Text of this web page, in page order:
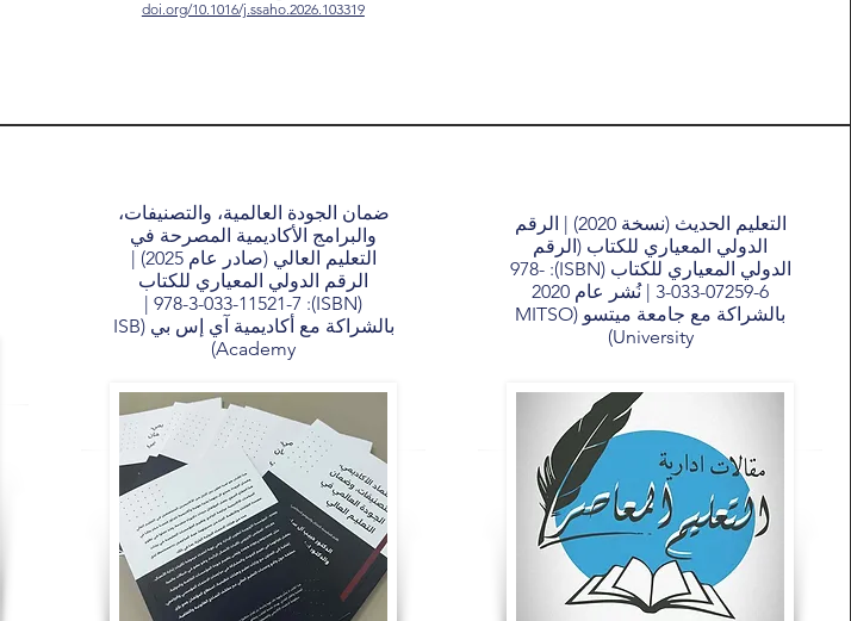
doi.org/10.1016/j.ssaho.2026.103319
ضمان الجودة العالمية، والتصنيفات،
والبرامج الأكاديمية المصرحة في
التعليم العالي (صادر عام 2025) |
الرقم الدولي المعياري للكتاب
(ISBN): 978-3-033-11521-7 |
بالشراكة مع أكاديمية آي إس بي (ISB
Academy)
التعليم الحديث (نسخة 2020) | الرقم
الدولي المعياري للكتاب (الرقم
الدولي المعياري للكتاب (ISBN): 978-
3-033-07259-6 | نُشر عام 2020
بالشراكة مع جامعة ميتسو (MITSO
University)